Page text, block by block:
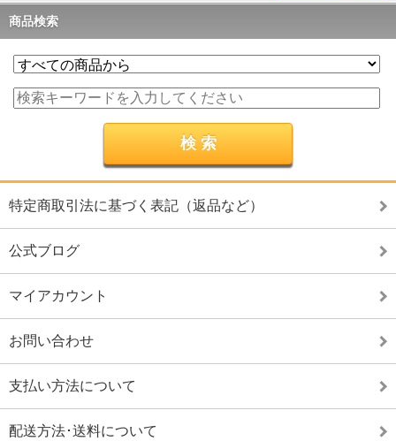
商品検索
特定商取引法に基づく表記（返品など）
公式ブログ
マイアカウント
お問い合わせ
支払い方法について
配送方法･送料について